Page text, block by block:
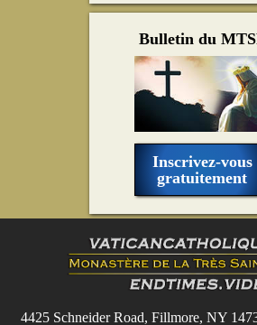
Bulletin du
Inscrivez-vous
gratuitement
4425 Schneider Road, Fillmore, NY